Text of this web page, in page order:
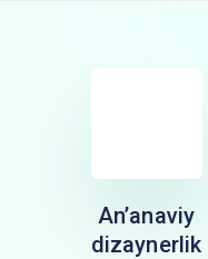
An’anaviy
dizaynerlik